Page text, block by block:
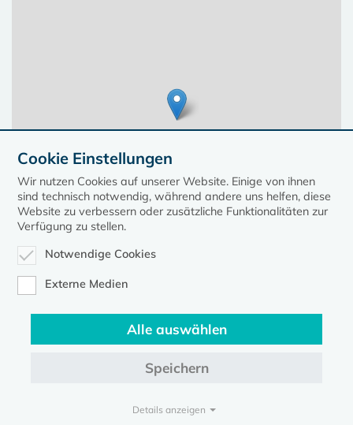
Diese Seite gehört zum Portalkirche-mv.de
Evangelische Kirche in Mecklenburg-Vorpommern © 2026
Cookie Einstellungen
Wir nutzen Cookies auf unserer Website. Einige von ihnen
sind technisch notwendig, während andere uns helfen, diese
Website zu verbessern oder zusätzliche Funktionalitäten zur
Verfügung zu stellen.
Notwendige Cookies
Externe Medien
Alle auswählen
Speichern
Details anzeigen